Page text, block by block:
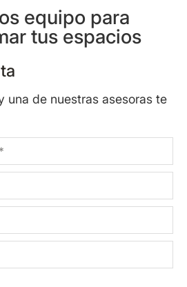
equipo para
tus espacios
una de nuestras asesoras te